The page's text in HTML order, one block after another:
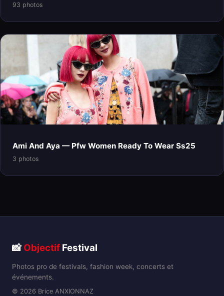
93 photos
Ami And Aya — Pfw Women Ready To Wear Ss25
3 photos
📸Objectif Festival
Photos pro de festivals, fashion week, concerts et
événements.
© 2026 Brice ANXIONNAZ